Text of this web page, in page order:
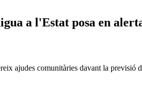
a l'Estat posa en
ajudes comunitàries davant la previsió